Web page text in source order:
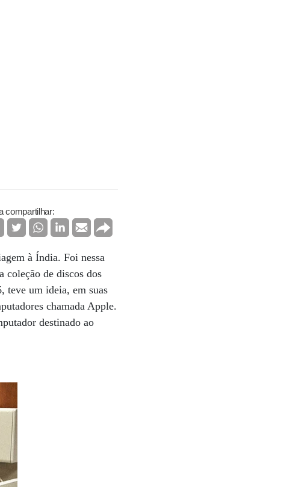
compartilhar:
à Índia. Foi nessa
coleção de discos dos
teve um ideia, em suas
chamada Apple.
destinado ao